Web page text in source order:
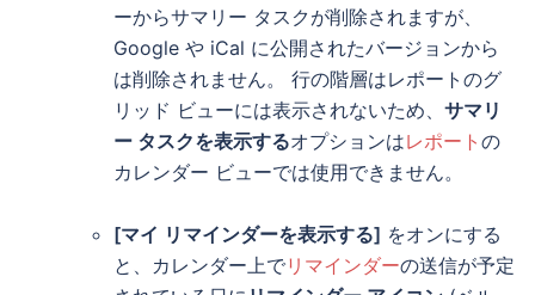
ーからサマリー タスクが削除されますが、
Google や iCal に公開されたバージョンから
は削除されません。 行の階層はレポートのグ
リッド ビューには表示されないため、 サマリ
ー タスクを表示するオプションはレポート の
カレンダー ビューでは使用できません。
[マイ リマインダーを表示する] をオンにする
と、カレンダー上でリマインダーの送信が予定